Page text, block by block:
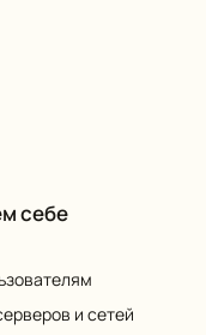
себе
и сетей